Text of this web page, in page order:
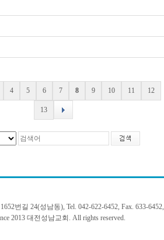
4 5 6 7 8 9 10 11 12
13
번길 24(성남동), Tel. 042-622-6452, Fax. 633-6452,
2013 대전성남교회. All rights reserved.